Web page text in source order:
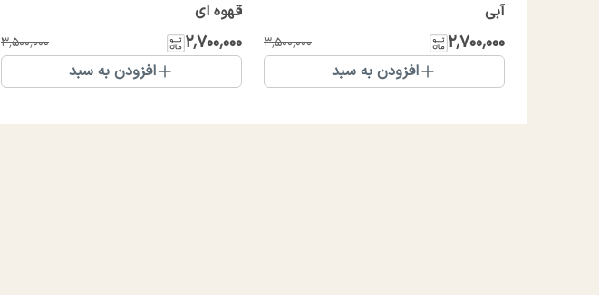
آبی
۲٬۷۰۰٬۰۰۰ ۳٬۵۰۰٬۰۰۰
افزودن به سبد
قهوه ای
۲٬۷۰۰٬۰۰۰ ۳٬۵۰۰٬۰۰۰
افزودن به سبد